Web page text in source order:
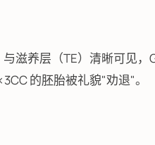
滋养层（TE）清晰可见，
的胚胎被礼貌"劝退"。